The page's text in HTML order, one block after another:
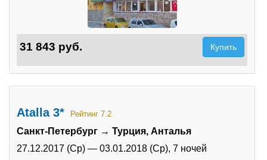
31 843 руб. Купить
Atalla 3* Рейтинг 7.2
Санкт-Петербург → Турция, Анталья
27.12.2017 (Ср) — 03.01.2018 (Ср), 7 ночей